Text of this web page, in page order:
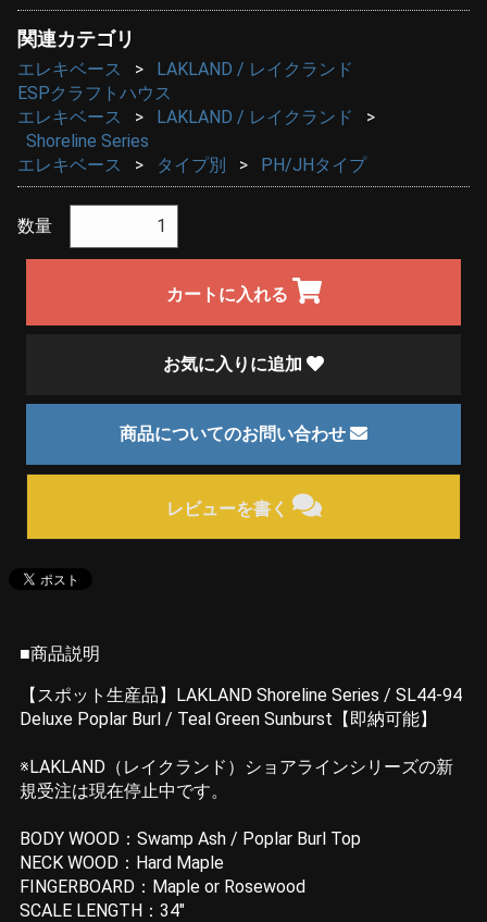
関連カテゴリ
エレキベース
LAKLAND / レイクランド
ESPクラフトハウス
エレキベース
LAKLAND / レイクランド
Shoreline Series
エレキベース
タイプ別 PH/JHタイプ
数量
カートに入れる
お気に入りに追加
商品についてのお問い合わせ
レビューを書く
■商品説明
【スポット生産品】LAKLAND Shoreline Series / SL44-94
Deluxe Poplar Burl / Teal Green Sunburst【即納可能】
※LAKLAND（レイクランド）ショアラインシリーズの新
規受注は現在停止中です。
BODY WOOD：Swamp Ash / Poplar Burl Top
NECK WOOD：Hard Maple
FINGERBOARD：Maple or Rosewood
SCALE LENGTH：34″